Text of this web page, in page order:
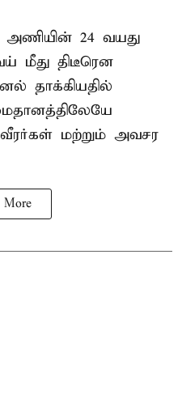
24 வயது
மீது திடீரென
தாக்கியதில்
வீரர்கள் மற்றும் அவசர
More